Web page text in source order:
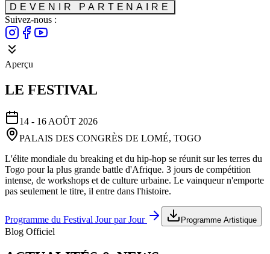
DEVENIR PARTENAIRE
Suivez-nous :
Aperçu
LE FESTIVAL
14 - 16 AOÛT 2026
PALAIS DES CONGRÈS DE LOMÉ, TOGO
L'élite mondiale du breaking et du hip-hop se réunit sur les terres du
Togo pour la plus grande battle d'Afrique. 3 jours de compétition
intense, de workshops et de culture urbaine. Le vainqueur n'emporte
pas seulement le titre, il entre dans l'histoire.
Programme du Festival Jour par Jour Programme Artistique
Blog Officiel